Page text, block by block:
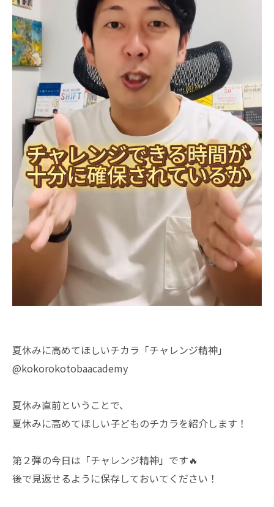
夏休みに高めてほしいチカラ「チャレンジ精神」
@kokorokotobaacademy
夏休み直前ということで、
夏休みに高めてほしい子どものチカラを紹介します！
第２弾の今日は「チャレンジ精神」です🔥
後で見返せるように保存しておいてください！